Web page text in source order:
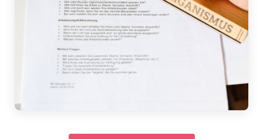
Dachorganisationen